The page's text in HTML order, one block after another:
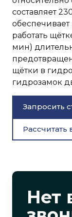
составляет
работать
мин)
щётки в
гидрозамок
Запросить
Рассчитать
Нет